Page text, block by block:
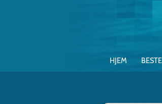
HJEM